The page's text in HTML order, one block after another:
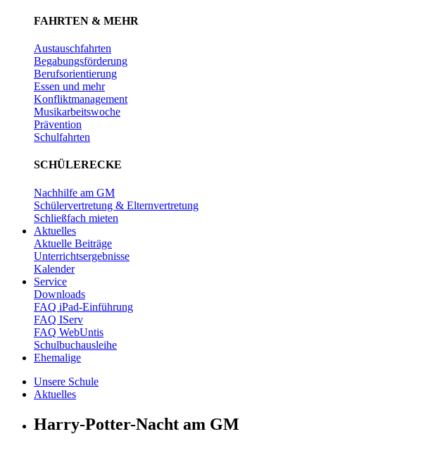
FAHRTEN & MEHR
Austauschfahrten
Begabungsförderung
Berufsorientierung
Essen und mehr
Konfliktmanagement
Musikarbeitswoche
Prävention
Schulfahrten
SCHÜLERECKE
Nachhilfe am GM
Schülervertretung & Elternvertretung
Schließfach mieten
Aktuelles
Aktuelle Beiträge
Unterrichtsergebnisse
Kalender
Service
Downloads
FAQ iPad-Einführung
FAQ IServ
FAQ WebUntis
Schulbuchausleihe
Ehemalige
Unsere Schule
Aktuelles
Harry-Potter-Nacht am GM